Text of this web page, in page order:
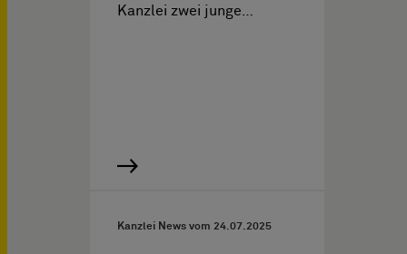
Kanzlei zwei junge…
Kanzlei News vom 24.07.2025